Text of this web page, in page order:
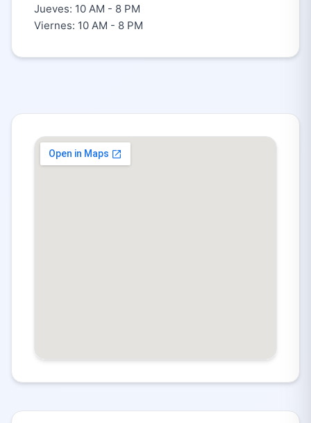
Jueves: 10 AM - 8 PM
Viernes: 10 AM - 8 PM